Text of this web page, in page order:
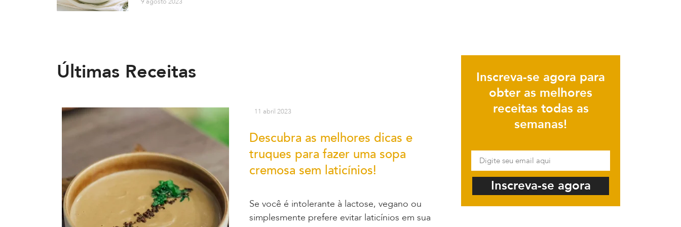
Últimas Receitas
11 abril 2023
Descubra as melhores dicas e
truques para fazer uma sopa
cremosa sem laticínios!
Se você é intolerante à lactose, vegano ou
simplesmente prefere evitar laticínios em sua
Inscreva-se agora para
obter as melhores
receitas todas as
semanas!
Inscreva-se agora